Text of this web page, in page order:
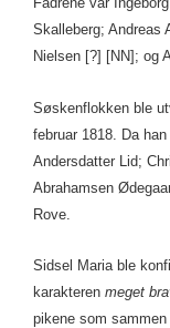
Skalleberg; Andreas
Nielsen [?] [NN]; og
Søskenflokken ble
februar 1818. Da
Andersdatter Lid;
Abrahamsen
Rove.
Sidsel Maria ble
karakteren meget
pikene som